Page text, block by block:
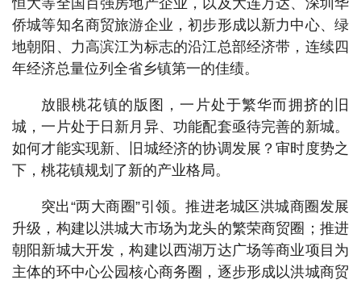
侨城等知名商贸旅游企业，初步形成以新力中心、绿
地朝阳、力高滨江为标志的沿江总部经济带，连续四
年经济总量位列全省乡镇第一的佳绩。
放眼桃花镇的版图，一片处于繁华而拥挤的旧
城，一片处于日新月异、功能配套亟待完善的新城。
如何才能实现新、旧城经济的协调发展？审时度势之
下，桃花镇规划了新的产业格局。
突出“两大商圈”引领。推进老城区洪城商圈发展
升级，构建以洪城大市场为龙头的繁荣商贸圈；推进
朝阳新城大开发，构建以西湖万达广场等商业项目为
主体的环中心公园核心商务圈，逐步形成以洪城商贸